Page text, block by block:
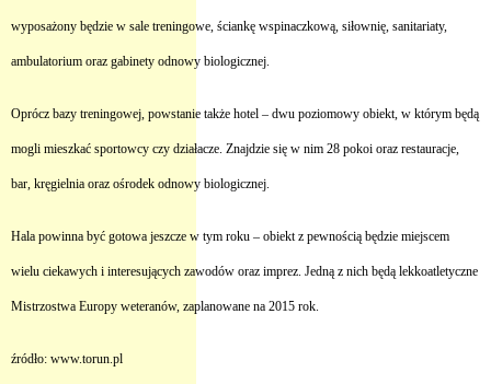
wyposażony będzie w sale treningowe, ściankę wspinaczkową, siłownię, sanitariaty,
ambulatorium oraz gabinety odnowy biologicznej.
Oprócz bazy treningowej, powstanie także hotel – dwu poziomowy obiekt, w którym będą
mogli mieszkać sportowcy czy działacze. Znajdzie się w nim 28 pokoi oraz restauracje,
bar, kręgielnia oraz ośrodek odnowy biologicznej.
Hala powinna być gotowa jeszcze w tym roku – obiekt z pewnością będzie miejscem
wielu ciekawych i interesujących zawodów oraz imprez. Jedną z nich będą lekkoatletyczne
Mistrzostwa Europy weteranów, zaplanowane na 2015 rok.
źródło: www.torun.pl